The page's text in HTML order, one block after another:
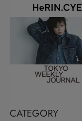
CATEGORY